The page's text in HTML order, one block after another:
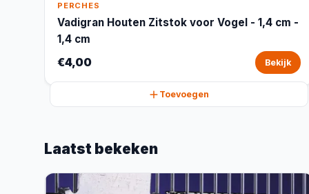
PERCHES
Vadigran Houten Zitstok voor Vogel - 1,4 cm -
1,4 cm
€4,00 Bekijk
Toevoegen
Laatst bekeken